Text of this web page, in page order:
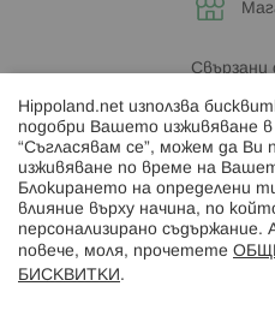
Свързани
Hippoland.net използва
подобри Вашето изживяване
“Съгласявам се”, можем да Ви
изживяване по време на
Блокирането на определени
влияние върху начина, по
персонализирано съдържание.
повече, моля, прочетете
БИСКВИТКИ .